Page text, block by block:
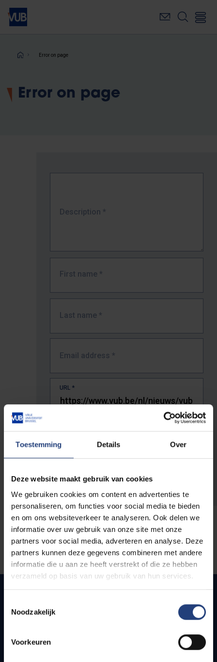
Toestemming Details Over
Deze website maakt gebruik van cookies
We gebruiken cookies om content en advertenties te
personaliseren, om functies voor social media te bieden
en om ons websiteverkeer te analyseren. Ook delen we
informatie over uw gebruik van onze site met onze
partners voor social media, adverteren en analyse. Deze
partners kunnen deze gegevens combineren met andere
informatie die u aan ze heeft verstrekt of die ze hebben
verzameld op basis van uw gebruik van hun services.
Noodzakelijk
Voorkeuren
Skip
main
Breadcrumb
Error on page
Error on page
Description *
First name *
Last name *
Email address *
URL *
The full URL of the page where you encountered the error.
Quick links